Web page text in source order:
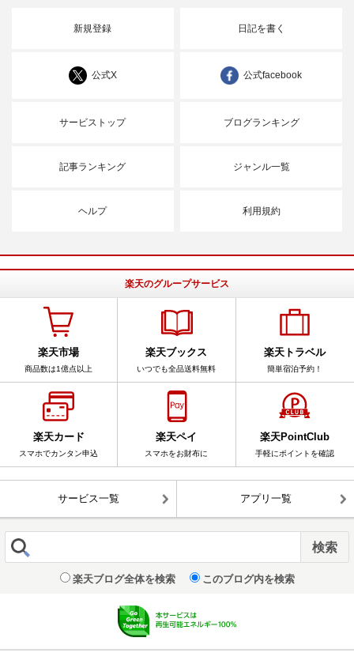
新規登録 日記を書く
公式X 公式facebook
サービストップ ブログランキング
記事ランキング ジャンル一覧
ヘルプ 利用規約
楽天のグループサービス
楽天市場
商品数は1億点以上
楽天ブックス
いつでも全品送料無料
楽天トラベル
簡単宿泊予約！
楽天カード
スマホでカンタン申込
楽天ペイ
スマホをお財布に
楽天PointClub
手軽にポイントを確認
サービス一覧 アプリ一覧
楽天ブログ全体を検索 このブログ内を検索